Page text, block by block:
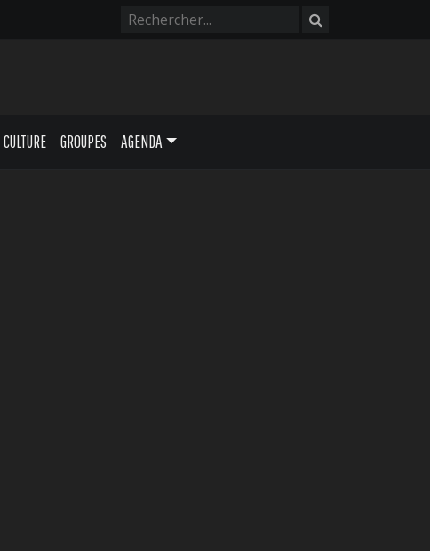
CULTURE GROUPES AGENDA